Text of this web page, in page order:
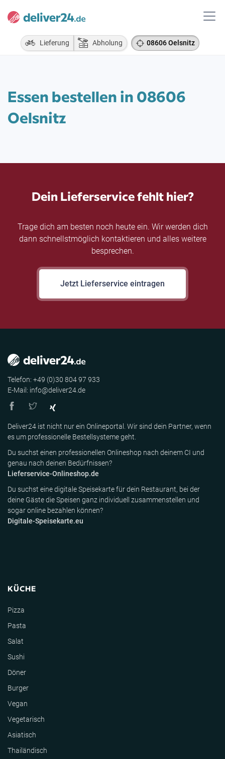
Lieferung Abholung 08606 Oelsnitz
Essen bestellen in 08606
Oelsnitz
Dein Lieferservice fehlt hier?
Trage dich am besten noch heute ein. Wir werden dich
dann schnellstmöglich kontaktieren und alles weitere
besprechen.
Jetzt Lieferservice eintragen
Telefon: +49 (0)30 804 97 933
E-Mail: info@deliver24.de
Deliver24 ist nicht nur ein Onlineportal. Wir sind dein Partner, wenn
es um professionelle Bestellsysteme geht.
Du suchst einen professionellen Onlineshop nach deinem CI und
genau nach deinen Bedürfnissen?
Lieferservice-Onlineshop.de
Du suchst eine digitale Speisekarte für dein Restaurant, bei der
deine Gäste die Speisen ganz individuell zusammenstellen und
sogar online bezahlen können?
Digitale-Speisekarte.eu
KÜCHE
Pizza
Pasta
Salat
Sushi
Döner
Burger
Vegan
Vegetarisch
Asiatisch
Thailändisch